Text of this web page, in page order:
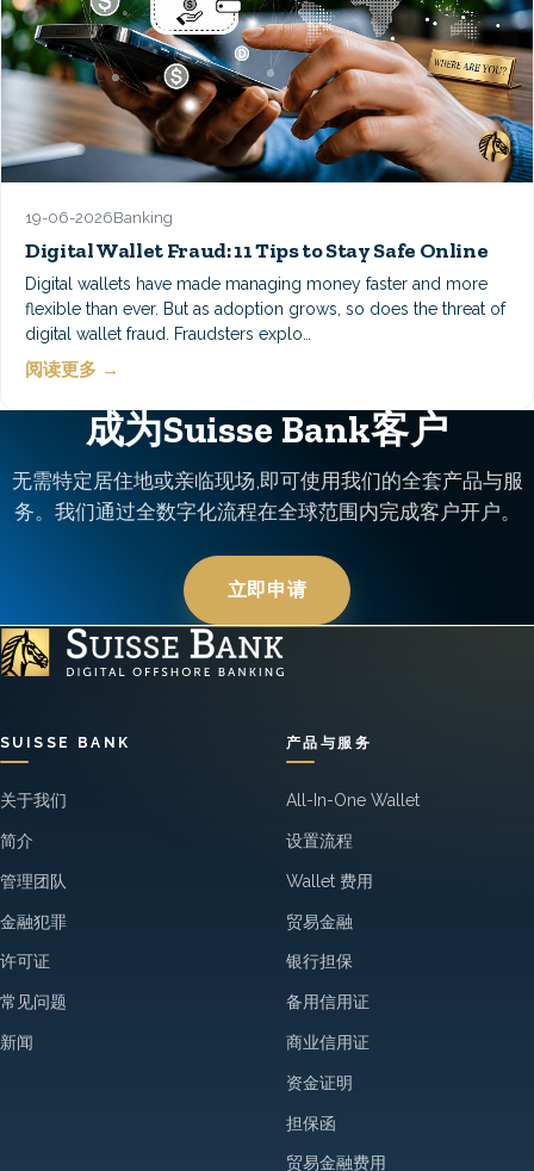
19-06-2026Banking
Digital Wallet Fraud: 11 Tips to Stay Safe Online
Digital wallets have made managing money faster and more
flexible than ever. But as adoption grows, so does the threat of
digital wallet fraud. Fraudsters explo…
阅读更多 →
成为Suisse Bank客户
无需特定居住地或亲临现场,即可使用我们的全套产品与服
务。我们通过全数字化流程在全球范围内完成客户开户。
立即申请
SUISSE BANK
关于我们
简介
管理团队
金融犯罪
许可证
常见问题
新闻
产品与服务
All-In-One Wallet
设置流程
Wallet 费用
贸易金融
银行担保
备用信用证
商业信用证
资金证明
担保函
贸易金融费用